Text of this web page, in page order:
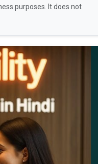
purposes. It does not